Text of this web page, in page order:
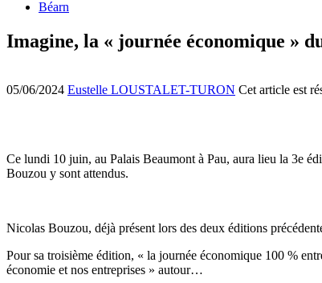
Béarn
Imagine, la « journée économique »
05/06/2024 Eustelle LOUSTALET-TURON Cet article est
Ce lundi 10 juin, au Palais Beaumont à Pau, aura lieu la 3e
Bouzou y sont attendus.
Nicolas Bouzou, déjà présent lors des deux éditions
Pour sa troisième édition, « la journée économique 100 %
économie et nos entreprises » autour…